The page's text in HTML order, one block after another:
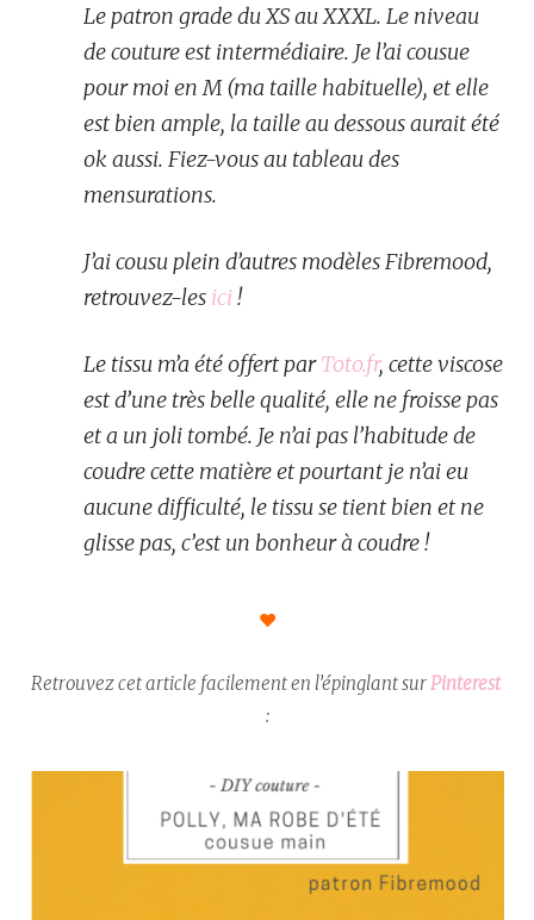
Le patron grade du XS au XXXL. Le niveau
de couture est intermédiaire. Je l’ai cousue
pour moi en M (ma taille habituelle), et elle
est bien ample, la taille au dessous aurait été
ok aussi. Fiez-vous au tableau des
mensurations.
J’ai cousu plein d’autres modèles Fibremood,
retrouvez-les ici !
Le tissu m’a été offert parToto.fr, cette viscose
est d’une très belle qualité, elle ne froisse pas
et a un joli tombé. Je n’ai pas l’habitude de
coudre cette matière et pourtant je n’ai eu
aucune difficulté, le tissu se tient bien et ne
glisse pas, c’est un bonheur à coudre !
♥︎
Retrouvez cet article facilement en l’épinglant sur Pinterest
: